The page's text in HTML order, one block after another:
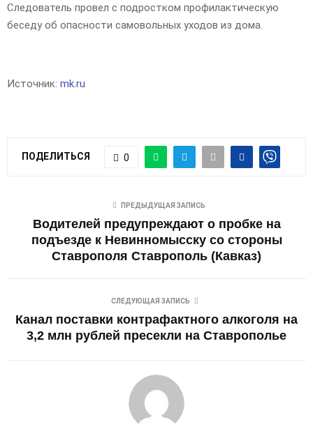
Следователь провел с подростком профилактическую
беседу об опасности самовольных уходов из дома.
Источник: mk.ru
ПОДЕЛИТЬСЯ 0
ПРЕДЫДУЩАЯ ЗАПИСЬ
Водителей предупреждают о пробке на
подъезде к Невинномысску со стороны
Ставрополя Ставрополь (Кавказ)
СЛЕДУЮЩАЯ ЗАПИСЬ
Канал поставки контрафактного алкоголя на
3,2 млн рублей пресекли на Ставрополье